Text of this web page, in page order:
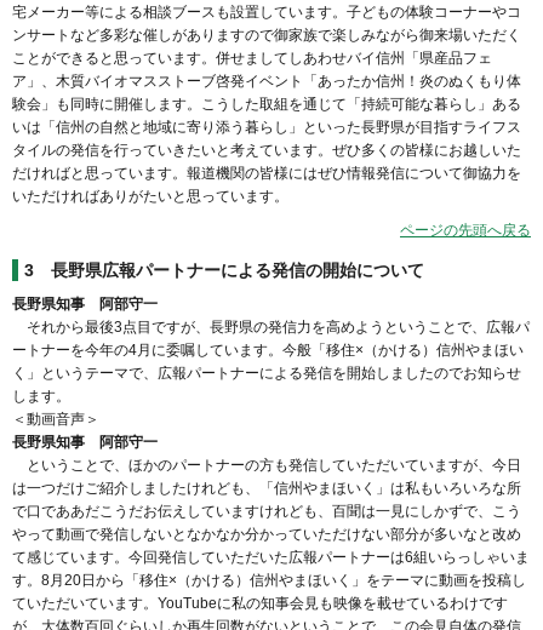
宅メーカー等による相談ブースも設置しています。子どもの体験コーナーやコ
ンサートなど多彩な催しがありますので御家族で楽しみながら御来場いただく
ことができると思っています。併せましてしあわせバイ信州「県産品フェ
ア」、木質バイオマスストーブ啓発イベント「あったか信州！炎のぬくもり体
験会」も同時に開催します。こうした取組を通じて「持続可能な暮らし」ある
いは「信州の自然と地域に寄り添う暮らし」といった長野県が目指すライフス
タイルの発信を行っていきたいと考えています。ぜひ多くの皆様にお越しいた
だければと思っています。報道機関の皆様にはぜひ情報発信について御協力を
いただければありがたいと思っています。
ページの先頭へ戻る
3 長野県広報パートナーによる発信の開始について
長野県知事 阿部守一
それから最後3点目ですが、長野県の発信力を高めようということで、広報パ
ートナーを今年の4月に委嘱しています。今般「移住×（かける）信州やまほい
く」というテーマで、広報パートナーによる発信を開始しましたのでお知らせ
します。
＜動画音声＞
長野県知事 阿部守一
ということで、ほかのパートナーの方も発信していただいていますが、今日
は一つだけご紹介しましたけれども、「信州やまほいく」は私もいろいろな所
で口でああだこうだお伝えしていますけれども、百聞は一見にしかずで、こう
やって動画で発信しないとなかなか分かっていただけない部分が多いなと改め
て感じています。今回発信していただいた広報パートナーは6組いらっしゃいま
す。8月20日から「移住×（かける）信州やまほいく」をテーマに動画を投稿し
ていただいています。YouTubeに私の知事会見も映像を載せているわけです